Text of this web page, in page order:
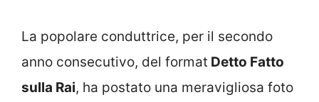
La popolare conduttrice, per il secondo
anno consecutivo, del format Detto Fatto
sulla Rai, ha postato una meravigliosa foto